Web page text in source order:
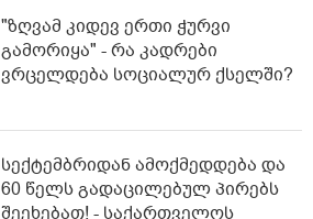
"ზღვამ კიდევ ერთი ჭურვი
გამორიყა" - რა კადრები
ვრცელდება სოციალურ ქსელში?
სექტემბრიდან ამოქმედდება და
60 წელს გადაცილებულ პირებს
შეეხებათ! - საქართველოს